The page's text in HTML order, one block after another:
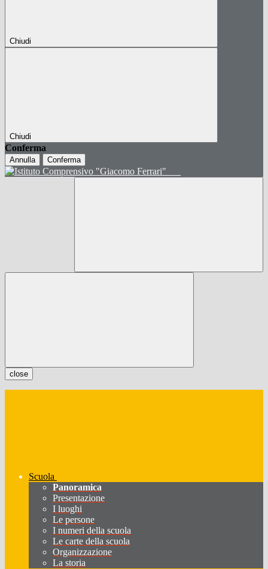
Chiudi
Chiudi
Conferma
Annulla Conferma
close
Scuola
Panoramica
Presentazione
I luoghi
Le persone
I numeri della scuola
Le carte della scuola
Organizzazione
La storia